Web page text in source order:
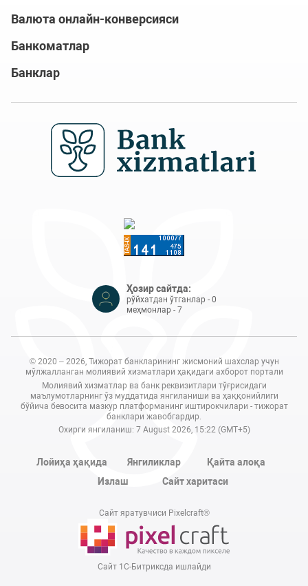
Валюта онлайн-конверсияси
Банкоматлар
Банклар
Ҳозир сайтда:
рўйхатдан ўтганлар - 0
меҳмонлар - 7
© 2020 – 2026, Тижорат банкларининг жисмоний шахслар учун
мўлжалланган молиявий хизматлари ҳақидаги ахборот портали
Молиявий хизматлар ва банк реквизитлари тўғрисидаги
маълумотларнинг ўз муддатида янгиланиши ва ҳаққонийлиги
бўйича бевосита мазкур платформанинг иштирокчилари - тижорат
банклари жавобгардир.
Охирги янгиланиш: 7 August 2026, 15:22 (GMT+5)
Лойиҳа ҳақида Янгиликлар
Қайта алоқа
Излаш
Сайт харитаси
Сайт яратувчиси Pixelcraft®
Сайт 1C-Битриксда ишлайди